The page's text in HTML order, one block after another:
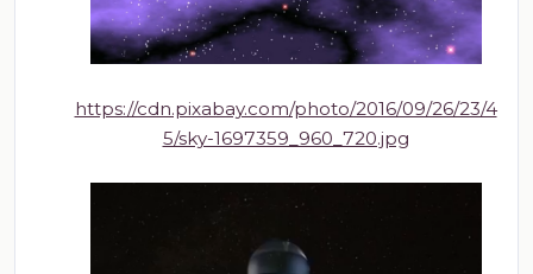
https://cdn.pixabay.com/photo/2016/09/26/23/4
5/sky-1697359_960_720.jpg